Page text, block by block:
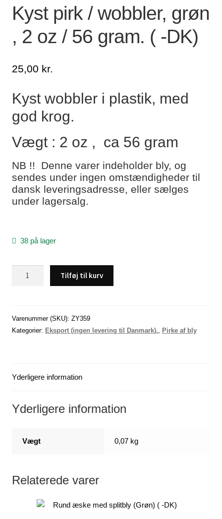
Lagersalg
Min Konto
Glemt adgangskode
Kyst pirk / wobbler, grøn
, 2 oz / 56 gram. ( -DK)
25,00 kr.
Kyst wobbler i plastik, med
god krog.
Vægt : 2 oz , ca 56 gram
NB !! Denne varer indeholder bly, og
sendes under ingen omstændigheder til
dansk leveringsadresse, eller sælges
under lagersalg.
38 på lager
grøn
,
56
antal
Tilføj til kurv
Varenummer (SKU):ZY359
Kategorier: Eksport (ingen levering til Danmark). Pirke af bly
Yderligere information
Yderligere information
Vægt 0,07 kg
Relaterede varer